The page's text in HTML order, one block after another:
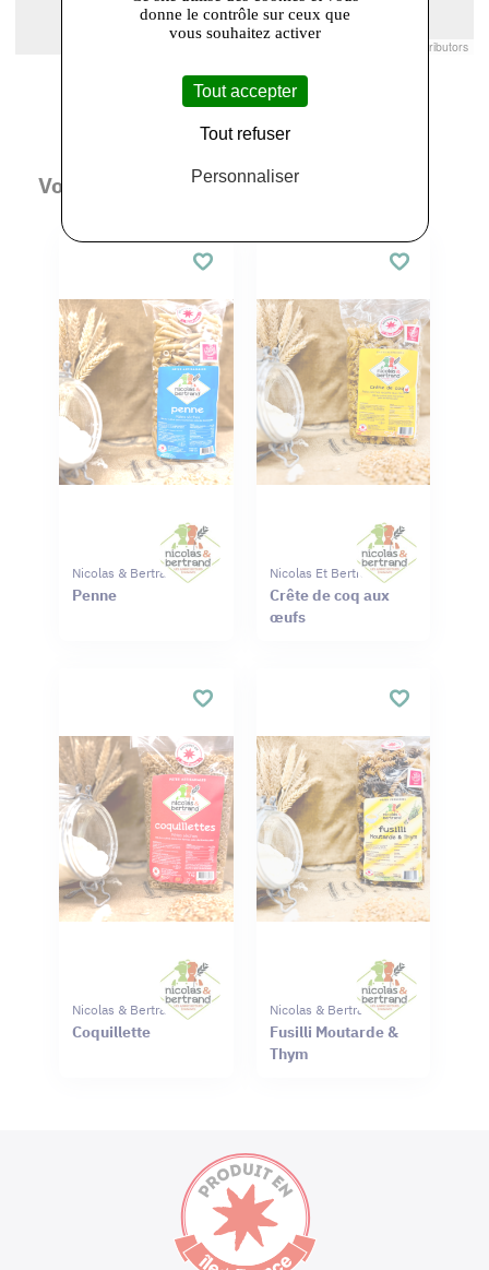
contributors
Vous aimerez aussi
Nicolas & Bertrand
Penne
Nicolas Et Bertrand
Crête de coq aux
œufs
Nicolas & Bertrand
Coquillette
Nicolas & Bertrand
Fusilli Moutarde &
Thym
donne le contrôle sur ceux que
vous souhaitez activer
Tout accepter
Tout refuser
Personnaliser